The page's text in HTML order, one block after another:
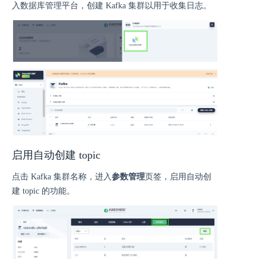
入数据库管理平台，创建 Kafka 集群以用于收集日志。
启用自动创建 topic
点击 Kafka 集群名称，进入参数管理页签，启用自动创
建 topic 的功能。